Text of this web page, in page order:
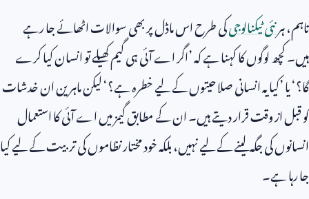
تاہم، ہرنئی ٹیکنالوجیکی طرح اس ماڈل پر بھی سوالات اٹھائے جا رہے
ہیں۔ کچھ لوگوں کا کہنا ہے کہ ’اگر اے آئی ہی گیم کھیلے تو انسان کیا کرے
گا؟‘ یا ’کیا یہ انسانی صلاحیتوں کے لیے خطرہ ہے؟‘ لیکن ماہرین ان خدشات
کو قبل از وقت قرار دیتے ہیں۔ ان کے مطابق گیمز میں اے آئی کا استعمال
انسانوں کی جگہ لینے کے لیے نہیں، بلکہ خود مختار نظاموں کی تربیت کے لیے کیا
جا رہا ہے۔